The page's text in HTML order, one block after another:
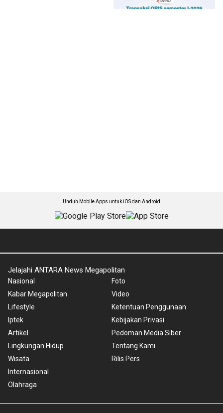
Unduh Mobile Apps untuk iOS dan Android
Jelajahi ANTARA News Megapolitan
Nasional
Kabar Megapolitan
Lifestyle
Iptek
Artikel
Lingkungan Hidup
Wisata
Internasional
Olahraga
Foto
Video
Ketentuan Penggunaan
Kebijakan Privasi
Pedoman Media Siber
Tentang Kami
Rilis Pers